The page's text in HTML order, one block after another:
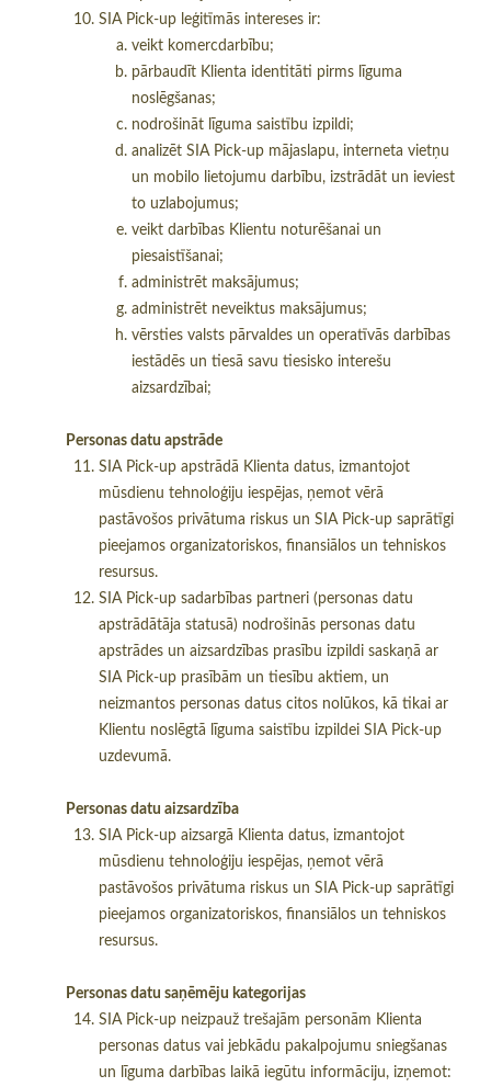
SIA Pick-up leģitīmās intereses ir:
veikt komercdarbību;
pārbaudīt Klienta identitāti pirms līguma
noslēgšanas;
nodrošināt līguma saistību izpildi;
analizēt SIA Pick-up mājaslapu, interneta vietņu
un mobilo lietojumu darbību, izstrādāt un ieviest
to uzlabojumus;
veikt darbības Klientu noturēšanai un
piesaistīšanai;
administrēt maksājumus;
administrēt neveiktus maksājumus;
vērsties valsts pārvaldes un operatīvās darbības
iestādēs un tiesā savu tiesisko interešu
aizsardzībai;
Personas datu apstrāde
SIA Pick-up apstrādā Klienta datus, izmantojot
mūsdienu tehnoloģiju iespējas, ņemot vērā
pastāvošos privātuma riskus un SIA Pick-up saprātīgi
pieejamos organizatoriskos, finansiālos un tehniskos
resursus.
SIA Pick-up sadarbības partneri (personas datu
apstrādātāja statusā) nodrošinās personas datu
apstrādes un aizsardzības prasību izpildi saskaņā ar
SIA Pick-up prasībām un tiesību aktiem, un
neizmantos personas datus citos nolūkos, kā tikai ar
Klientu noslēgtā līguma saistību izpildei SIA Pick-up
uzdevumā.
Personas datu aizsardzība
SIA Pick-up aizsargā Klienta datus, izmantojot
mūsdienu tehnoloģiju iespējas, ņemot vērā
pastāvošos privātuma riskus un SIA Pick-up saprātīgi
pieejamos organizatoriskos, finansiālos un tehniskos
resursus.
Personas datu saņēmēju kategorijas
SIA Pick-up neizpauž trešajām personām Klienta
personas datus vai jebkādu pakalpojumu sniegšanas
un līguma darbības laikā iegūtu informāciju, izņemot: